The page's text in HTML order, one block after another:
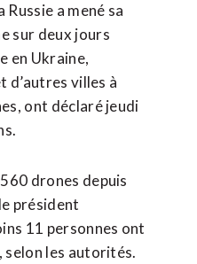
Russie a mené sa
sur deux jours
en Ukraine,
d’autres villes à
ont déclaré jeudi
drones depuis
président
11 personnes ont
selon les autorités.